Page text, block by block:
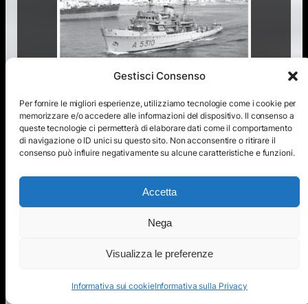
Gestisci Consenso
Per fornire le migliori esperienze, utilizziamo tecnologie come i cookie per
memorizzare e/o accedere alle informazioni del dispositivo. Il consenso a
queste tecnologie ci permetterà di elaborare dati come il comportamento
di navigazione o ID unici su questo sito. Non acconsentire o ritirare il
consenso può influire negativamente su alcune caratteristiche e funzioni.
Accetta
Nega
Visualizza le preferenze
Informativa sui cookieInformativa sulla Privacy